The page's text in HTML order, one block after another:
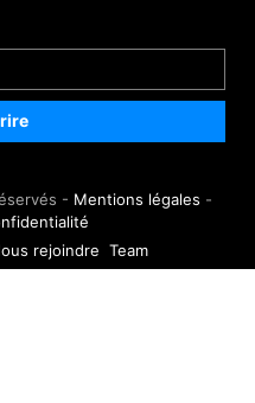
- Mentions légales -
rejoindre Team